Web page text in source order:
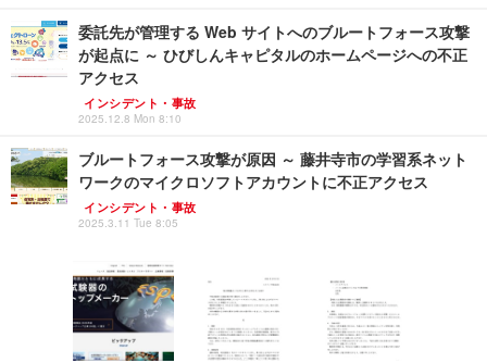
委託先が管理する Web サイトへのブルートフォース攻撃
が起点に ～ ひびしんキャピタルのホームページへの不正
アクセス
インシデント・事故
2025.12.8 Mon 8:10
ブルートフォース攻撃が原因 ～ 藤井寺市の学習系ネット
ワークのマイクロソフトアカウントに不正アクセス
インシデント・事故
2025.3.11 Tue 8:05